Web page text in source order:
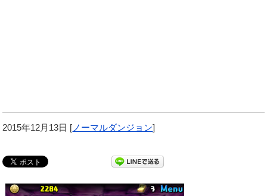
2015年12月13日 [ ノーマルダンジョン]